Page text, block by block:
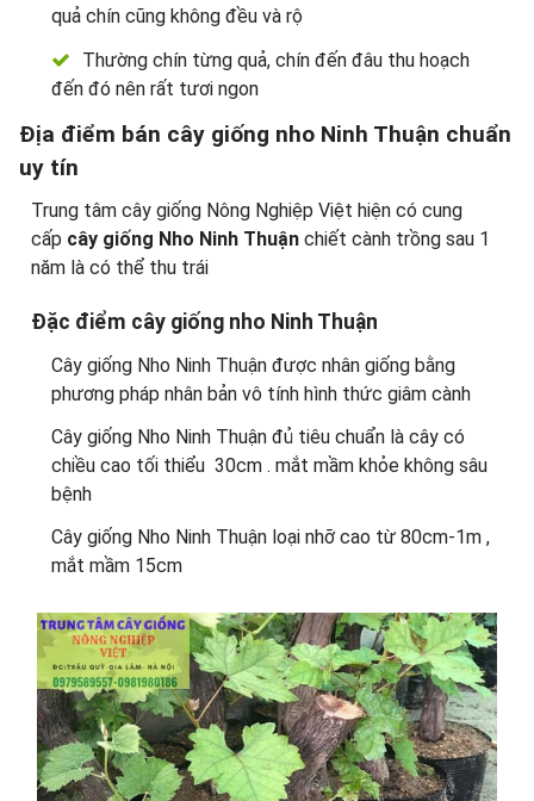
quả chín cũng không đều và rộ
Thường chín từng quả, chín đến đâu thu hoạch
đến đó nên rất tươi ngon
Địa điểm bán cây giống nho Ninh Thuận chuẩn
uy tín
Trung tâm cây giống Nông Nghiệp Việt hiện có cung
cấp cây giống Nho Ninh Thuận chiết cành trồng sau 1
năm là có thể thu trái
Đặc điểm cây giống nho Ninh Thuận
Cây giống Nho Ninh Thuận được nhân giống bằng
phương pháp nhân bản vô tính hình thức giâm cành
Cây giống Nho Ninh Thuận đủ tiêu chuẩn là cây có
chiều cao tối thiểu 30cm . mắt mầm khỏe không sâu
bệnh
Cây giống Nho Ninh Thuận loại nhỡ cao từ 80cm-1m ,
mắt mầm 15cm